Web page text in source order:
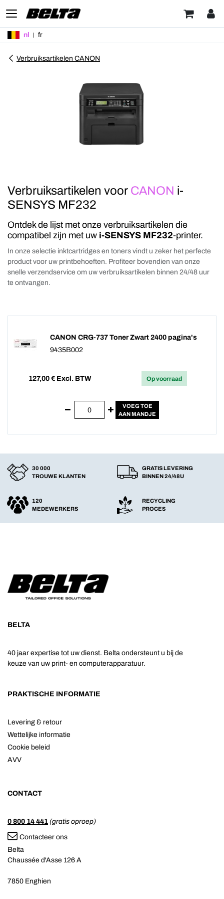
nl fr
Verbruiksartikelen CANON
Verbruiksartikelen voor CANON i-
SENSYS MF232
Ontdek de lijst met onze verbruiksartikelen die
compatibel zijn met uw i-SENSYS MF232-printer.
In onze selectie inktcartridges en toners vindt u zeker het perfecte
product voor uw printbehoeften. Profiteer bovendien van onze
snelle verzendservice om uw verbruiksartikelen binnen 24/48 uur
te ontvangen.
CANON CRG-737 Toner Zwart 2400 pagina's
9435B002
127,00 € Excl. BTW Op voorraad
VOEG TOE
AAN MANDJE
30 000
TROUWE KLANTEN
GRATIS LEVERING
BINNEN 24/48U
120
MEDEWERKERS
RECYCLING
PROCES
BELTA
40 jaar expertise tot uw dienst. Belta ondersteunt u bij de
keuze van uw print- en computerapparatuur.
PRAKTISCHE INFORMATIE
Levering & retour
Wettelijke informatie
Cookie beleid
AVV
CONTACT
0 800 14 441 (gratis oproep)
Contacteer ons
Belta
Chaussée d'Asse 126 A
7850 Enghien